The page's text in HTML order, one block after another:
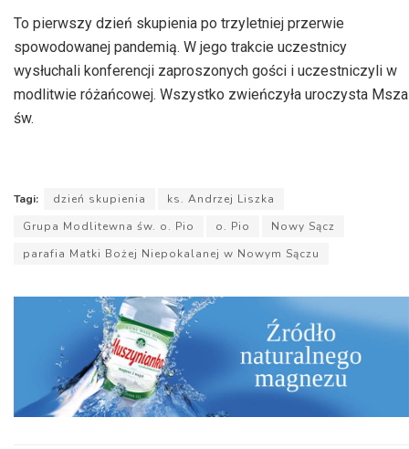
To pierwszy dzień skupienia po trzyletniej przerwie
spowodowanej pandemią. W jego trakcie uczestnicy
wysłuchali konferencji zaproszonych gości i uczestniczyli w
modlitwie różańcowej. Wszystko zwieńczyła uroczysta Msza
św.
Tagi: dzień skupienia
ks. Andrzej Liszka
Grupa Modlitewna św. o. Pio
o. Pio
Nowy Sącz
parafia Matki Bożej Niepokalanej w Nowym Sączu